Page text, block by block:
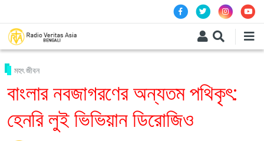
মহৎ জীবন
বাংলার নবজাগরণের অন্যতম পথিকৃৎ:
হেনরি লুই ভিভিয়ান ডিরোজিও